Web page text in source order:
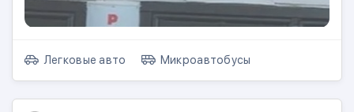
Легковые авто Микроавтобусы